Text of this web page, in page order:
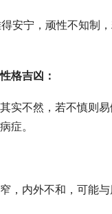
安宁，顽性不知制
格吉凶：
实不然，若不慎则
症。
，内外不和，可能